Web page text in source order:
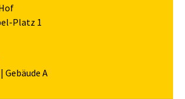
Platz 1
| Gebäude A